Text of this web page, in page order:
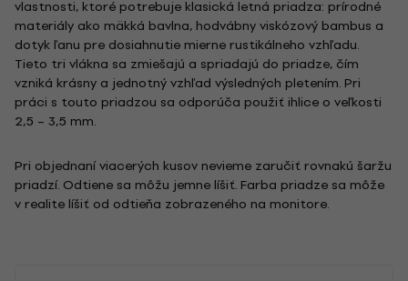
vlastnosti, ktoré potrebuje klasická letná priadza: prírodné
materiály ako mäkká bavlna, hodvábny viskózový bambus a
dotyk ľanu pre dosiahnutie mierne rustikálneho vzhľadu.
Tieto tri vlákna sa zmiešajú a spriadajú do priadze, čím
vzniká krásny a jednotný vzhľad výsledných pletením. Pri
práci s touto priadzou sa odporúča použiť ihlice o veľkosti
2,5 – 3,5 mm.
Pri objednaní viacerých kusov nevieme zaručiť rovnakú šaržu
priadzí. Odtiene sa môžu jemne líšiť. Farba priadze sa môže
v realite líšiť od odtieňa zobrazeného na monitore.